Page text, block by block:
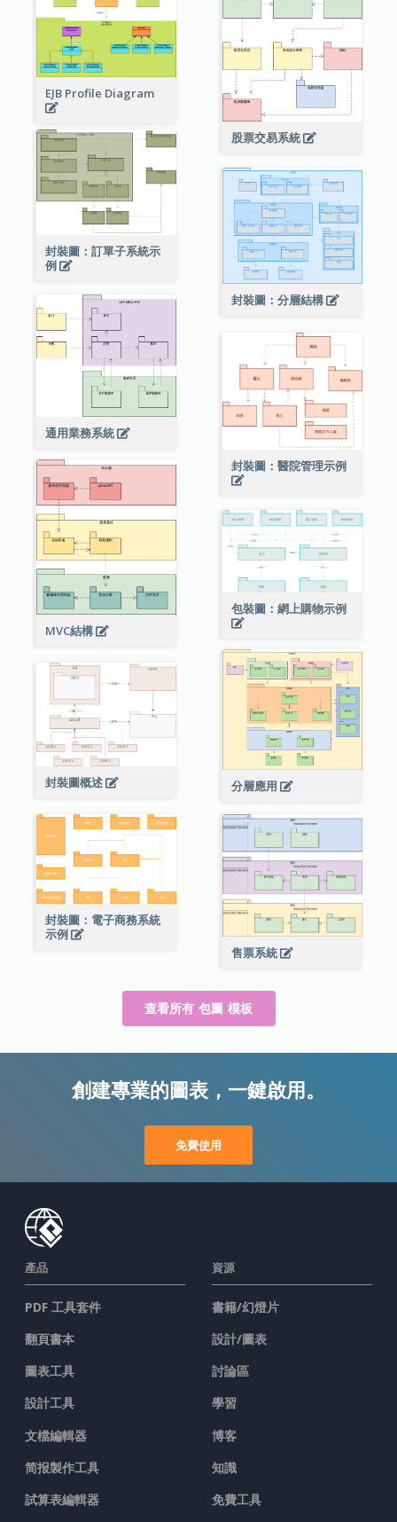
EJB Profile Diagram
股票交易系統
封裝圖：訂單子系統示
例
封裝圖：分層結構
通用業務系統
封裝圖：醫院管理示例
MVC結構
包裝圖：網上購物示例
分層應用
封裝圖概述
封裝圖：電子商務系統
示例
售票系統
查看所有 包圖 模板
創建專業的圖表，一鍵啟用。
免費使用
產品
PDF 工具套件
翻頁書本
圖表工具
設計工具
文檔編輯器
简报製作工具
試算表編輯器
資源
書籍/幻燈片
設計/圖表
討論區
學習
博客
知識
免費工具